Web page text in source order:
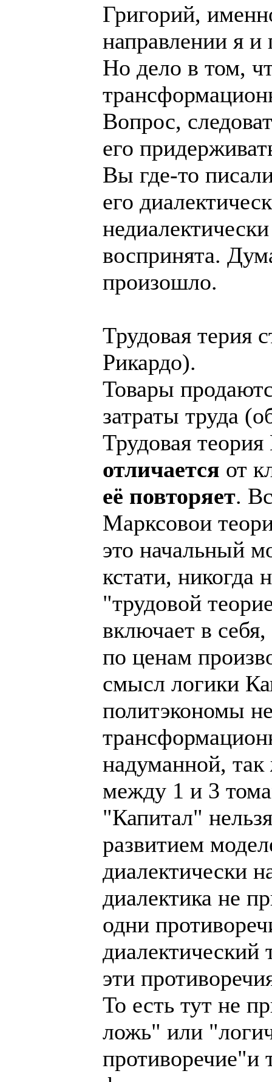
Григорий,
направлении я и
Но дело в том,
Вопрос,
его
Вы где-то
его
воспринята.
произошло.
Трудовая терия
Рикардо).
Товары
затраты труда
Трудовая
отличается от
её повторяет.
Марксовои
это начальный
кстати, никогда
"трудовой
включает в
по ценам
смысл логики
политэкономы
надуманной,
между 1 и 3
"Капитал"
развитием
диалектически
диалектика не
одни
диалектический
эти
То есть тут не
ложь" или
противоречие"и